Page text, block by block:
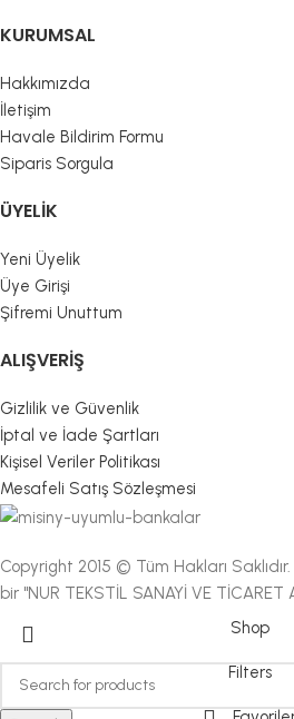
KURUMSAL
Hakkımızda
İletişim
Havale Bildirim Formu
Siparis Sorgula
ÜYELIK
Yeni Üyelik
Üye Girişi
Şifremi Unuttum
ALIŞVERIŞ
Gizlilik ve Güvenlik
İptal ve İade Şartları
Kişisel Veriler Politikası
Mesafeli Satış Sözleşmesi
Copyright 2015 © Tüm Hakları
bir "NUR TEKSTİL SANAYİ VE TİCARET
Shop
Filters